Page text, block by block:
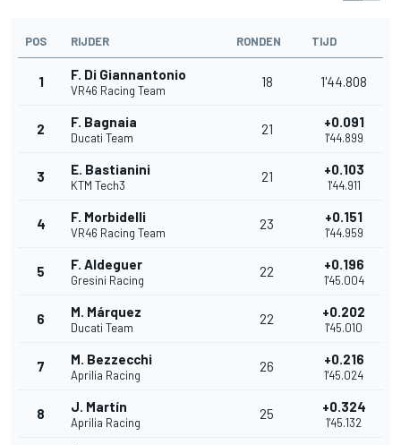
POS RIJDER RONDEN TIJD
1 F. Di Giannantonio
VR46 Racing Team
18 1'44.808
2 F. Bagnaia
Ducati Team
21 +0.091
1'44.899
3 E. Bastianini
KTM Tech3
21 +0.103
1'44.911
4 F. Morbidelli
VR46 Racing Team
23 +0.151
1'44.959
5 F. Aldeguer
Gresini Racing
22 +0.196
1'45.004
6 M. Márquez
Ducati Team
22 +0.202
1'45.010
7 M. Bezzecchi
Aprilia Racing
26 +0.216
1'45.024
8 J. Martín
Aprilia Racing
25 +0.324
1'45.132